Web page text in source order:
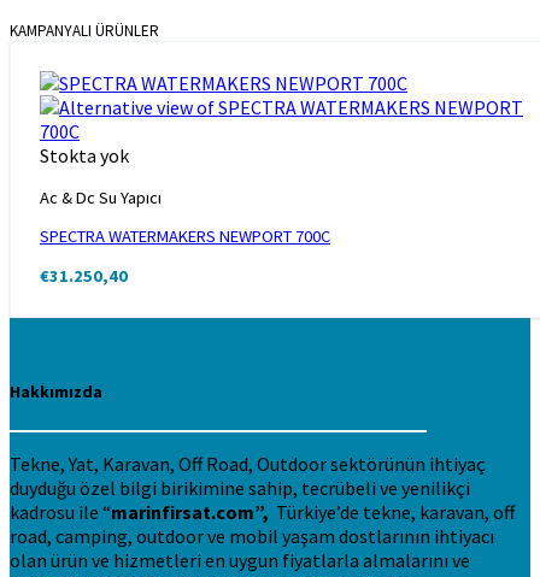
KAMPANYALI ÜRÜNLER
Stokta yok
Ac & Dc Su Yapıcı
SPECTRA WATERMAKERS NEWPORT 700C
€31.250,40
Hakkımızda
Tekne, Yat, Karavan, Off Road, Outdoor sektörünün ihtiyaç
duyduğu özel bilgi birikimine sahip, tecrübeli ve yenilikçi
kadrosu ile “marinfirsat.com”, Türkiye’de tekne, karavan, off
road, camping, outdoor ve mobil yaşam dostlarının ihtiyacı
olan ürün ve hizmetleri en uygun fiyatlarla almalarını ve